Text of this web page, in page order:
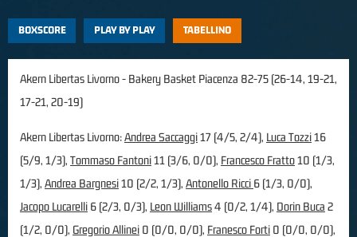
BOXSCORE PLAY BY PLAY TABELLINO
Akern Libertas Livorno - Bakery Basket Piacenza 82-75 (26-14, 19-21,
17-21, 20-19)
Akern Libertas Livorno:Andrea Saccaggi17 (4/5, 2/4), Luca Tozzi16
(5/9, 1/3), Tommaso Fantoni11 (3/6, 0/0), Francesco Fratto10 (1/3,
1/3), Andrea Bargnesi10 (2/2, 1/3), Antonello Ricci 6 (1/3, 0/0),
Jacopo Lucarelli 6 (2/3, 0/3), Leon Williams4 (0/2, 1/4), Dorin Buca 2
(1/2, 0/0), Gregorio Allinei 0 (0/0, 0/0), Franesco Forti 0 (0/0, 0/0),